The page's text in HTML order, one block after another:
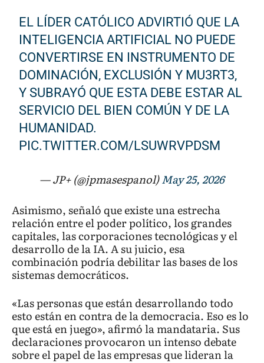
EL LÍDER CATÓLICO ADVIRTIÓ QUE LA
INTELIGENCIA ARTIFICIAL NO PUEDE
CONVERTIRSE EN INSTRUMENTO DE
DOMINACIÓN, EXCLUSIÓN Y MU3RT3,
Y SUBRAYÓ QUE ESTA DEBE ESTAR AL
SERVICIO DEL BIEN COMÚN Y DE LA
HUMANIDAD.
PIC.TWITTER.COM/LSUWRVPDSM
— JP+ (@jpmasespanol)May 25, 2026
Asimismo, señaló que existe una estrecha
relación entre el poder político, los grandes
capitales, las corporaciones tecnológicas y el
desarrollo de la IA. A su juicio, esa
combinación podría debilitar las bases de los
sistemas democráticos.
«Las personas que están desarrollando todo
esto están en contra de la democracia. Eso es lo
que está en juego», afirmó la mandataria. Sus
declaraciones provocaron un intenso debate
sobre el papel de las empresas que lideran la